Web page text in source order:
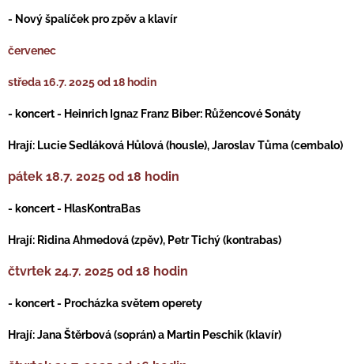
- Nový špalíček pro zpěv a klavír
červenec
středa 16.7. 2025 od 18 hodin
- koncert - Heinrich Ignaz Franz Biber: Růžencové Sonáty
Hrají: Lucie Sedláková Hůlová (housle), Jaroslav Tůma (cembalo)
pátek 18.7. 2025 od 18 hodin
- koncert - HlasKontraBas
Hrají: Ridina Ahmedová (zpěv), Petr Tichý (kontrabas)
čtvrtek 24.7. 2025 od 18 hodin
- koncert - Procházka světem operety
Hrají: Jana Štěrbová (soprán) a Martin Peschik (klavír)